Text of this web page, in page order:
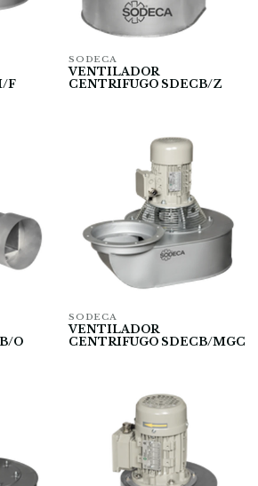
F
SODECA
VENTILADOR
CENTRIFUGO SDECB/Z
O
SODECA
VENTILADOR
CENTRIFUGO SDECB/MGC